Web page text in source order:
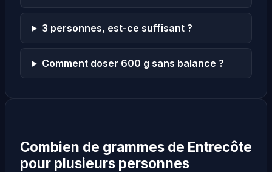
3 personnes, est-ce suffisant ?
Comment doser 600 g sans balance ?
Combien de grammes de Entrecôte
pour plusieurs personnes